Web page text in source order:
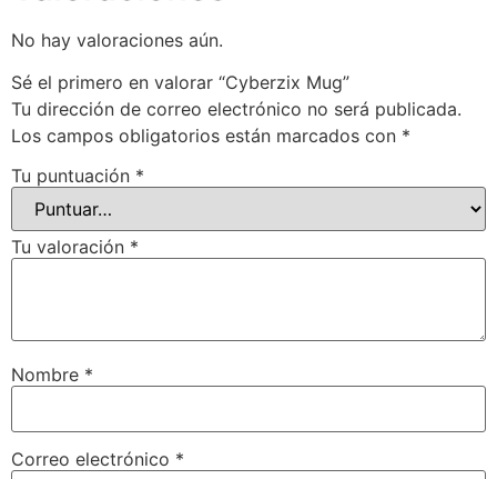
No hay valoraciones aún.
Sé el primero en valorar “Cyberzix Mug”
Tu dirección de correo electrónico no será publicada.
Los campos obligatorios están marcados con *
Tu puntuación *
Tu valoración *
Nombre *
Correo electrónico *